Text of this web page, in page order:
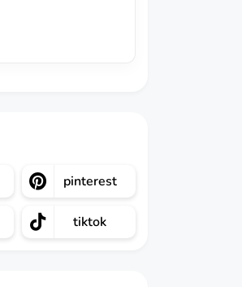
pinterest
tiktok